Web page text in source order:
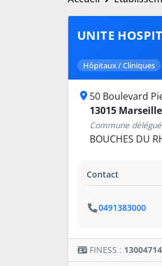
UNITE
Hôpitaux / Cliniques
50 Boulevard
13015
Commune
BOUCHES DU
Contact
0491383000
FINESS :